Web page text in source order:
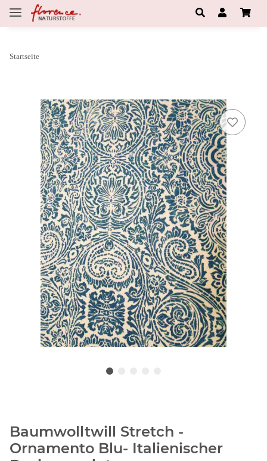
Startseite
Baumwolltwill Stretch -
Ornamento Blu- Italienischer